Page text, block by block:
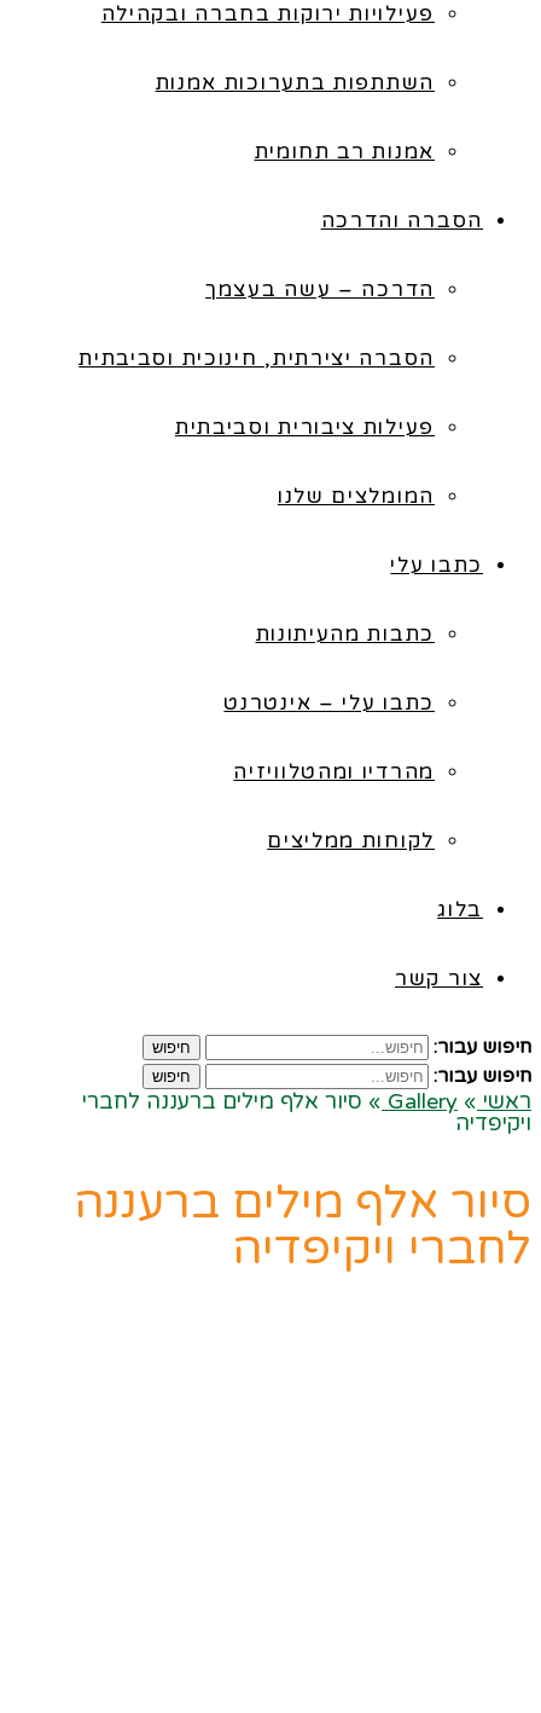
פעילויות ירוקות בחברה ובקהילה
השתתפות בתערוכות אמנות
אמנות רב תחומית
הסברה והדרכה
הדרכה – עשה בעצמך
הסברה יצירתית, חינוכית וסביבתית
פעילות ציבורית וסביבתית
המומלצים שלנו
כתבו עלי
כתבות מהעיתונות
כתבו עלי – אינטרנט
מהרדיו ומהטלוויזיה
לקוחות ממליצים
בלוג
צור קשר
חיפוש עבור: חיפוש
חיפוש עבור: חיפוש
ראשי »
Gallery
» סיור אלף מילים ברעננה לחברי
ויקיפדיה
סיור אלף מילים ברעננה
לחברי ויקיפדיה